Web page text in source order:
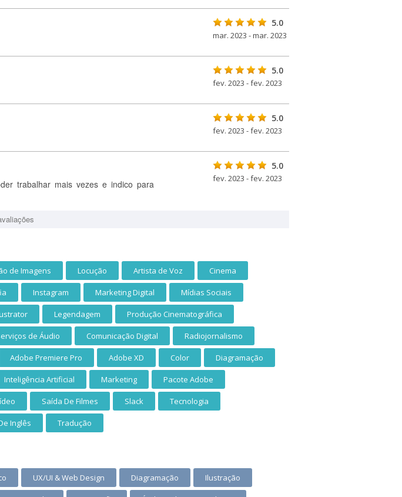
5.0
mar. 2023 - mar. 2023
5.0
fev. 2023 - fev. 2023
5.0
fev. 2023 - fev. 2023
trabalhar mais vezes e indico para
5.0
fev. 2023 - fev. 2023
de Imagens Locução Artista de Voz Cinema
Instagram Marketing Digital Mídias Sociais
Legendagem Produção Cinematográfica
de Áudio Comunicação Digital Radiojornalismo
Adobe Premiere Pro Adobe XD Color Diagramação
Inteligência Artificial Marketing Pacote Adobe
Saída De Filmes Slack Tecnologia
Inglês Tradução
UX/UI & Web Design Diagramação Ilustração